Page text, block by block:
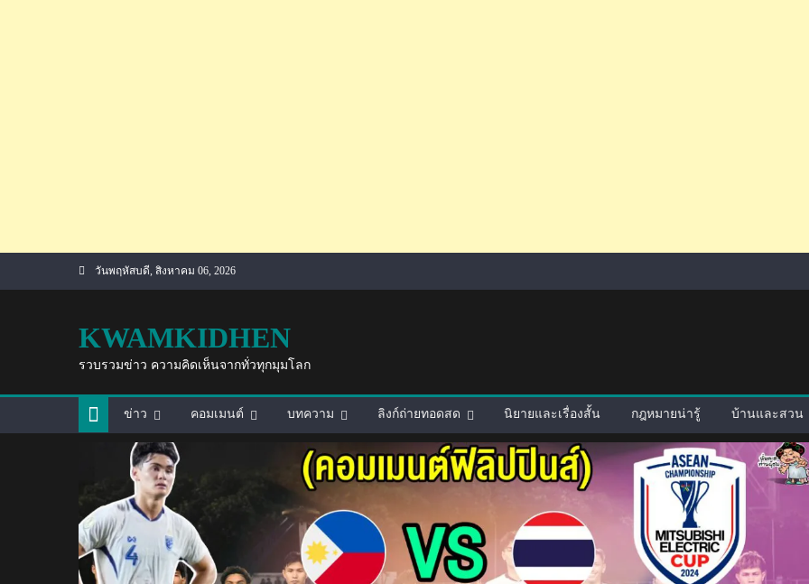
วันพฤหัสบดี, สิงหาคม 06, 2026
KWAMKIDHEN
รวบรวมข่าว ความคิดเห็นจากทั่วทุกมุมโลก
ข่าว คอมเมนต์ บทความ ลิงก์ถ่ายทอดสด นิยายและเรื่องสั้น กฎหมายน่ารู้ บ้านและสวน